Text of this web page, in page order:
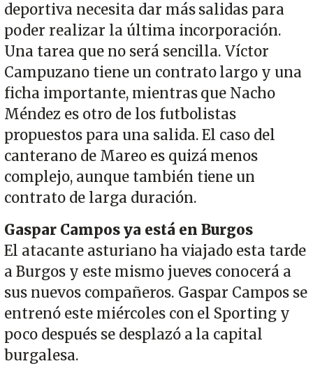
deportiva necesita dar más salidas para
poder realizar la última incorporación.
Una tarea que no será sencilla. Víctor
Campuzano tiene un contrato largo y una
ficha importante, mientras que Nacho
Méndez es otro de los futbolistas
propuestos para una salida. El caso del
canterano de Mareo es quizá menos
complejo, aunque también tiene un
contrato de larga duración.
Gaspar Campos ya está en Burgos
El atacante asturiano ha viajado esta tarde
a Burgos y este mismo jueves conocerá a
sus nuevos compañeros. Gaspar Campos se
entrenó este miércoles con el Sporting y
poco después se desplazó a la capital
burgalesa.